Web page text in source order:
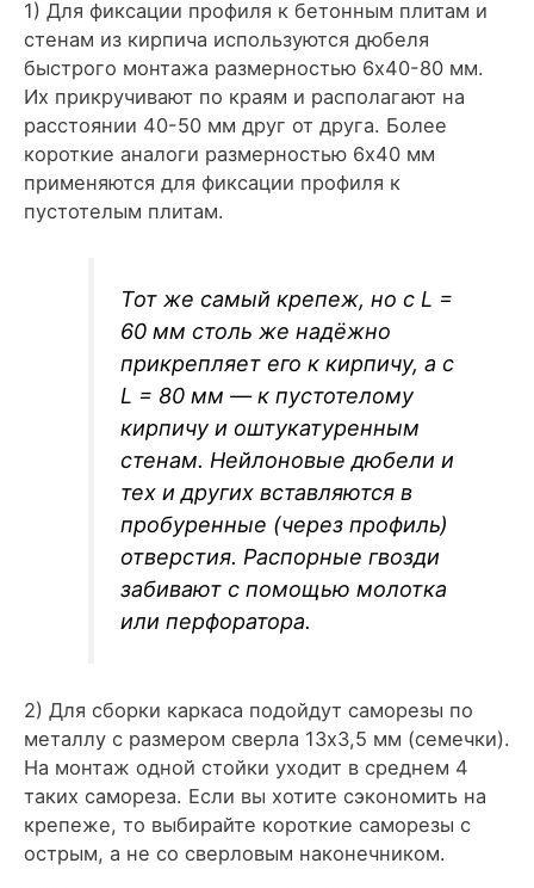
1) Для фиксации профиля к бетонным плитам и
стенам из кирпича используются дюбеля
быстрого монтажа размерностью 6х40-80 мм.
Их прикручивают по краям и располагают на
расстоянии 40-50 мм друг от друга. Более
короткие аналоги размерностью 6х40 мм
применяются для фиксации профиля к
пустотелым плитам.
Тот же самый крепеж, но с L =
60 мм столь же надёжно
прикрепляет его к кирпичу, а с
L = 80 мм — к пустотелому
кирпичу и оштукатуренным
стенам. Нейлоновые дюбели и
тех и других вставляются в
пробуренные (через профиль)
отверстия. Распорные гвозди
забивают с помощью молотка
или перфоратора.
2) Для сборки каркаса подойдут саморезы по
металлу с размером сверла 13х3,5 мм (семечки).
На монтаж одной стойки уходит в среднем 4
таких самореза. Если вы хотите сэкономить на
крепеже, то выбирайте короткие саморезы с
острым, а не со сверловым наконечником.